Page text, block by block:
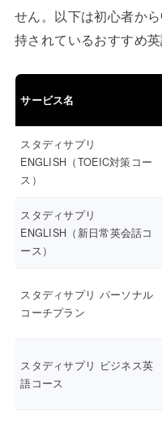
せん。以下は初心者か
持されているおすすめ英
サービス名
スタディサプリ
ENGLISH（TOEIC対策コー
ス）
スタディサプリ
ENGLISH（新日常英会話コ
ース）
スタディサプリ パーソナル
コーチプラン
スタディサプリ ビジネス英
語コース